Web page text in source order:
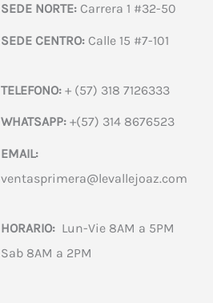
SEDE NORTE:Carrera 1 #32-50
SEDE CENTRO:Calle 15 #7-101
TELEFONO:+ (57) 318 7126333
WHATSAPP:+(57) 314 8676523
EMAIL:
ventasprimera@levallejoaz.com
HORARIO:Lun-Vie 8AM a 5PM
Sab 8AM a 2PM